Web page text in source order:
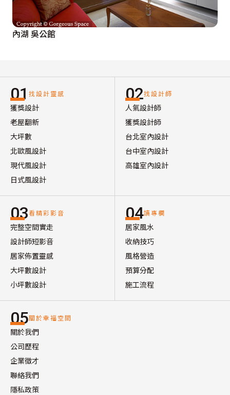
內湖 吳公館
01 找設計靈感
獲獎設計
老屋翻新
大坪數
北歐風設計
現代風設計
日式風設計
02找設計師
人氣設計師
獲獎設計師
台北室內設計
台中室內設計
高雄室內設計
03看精彩影音
完整空間實走
設計師短影音
居家佈置靈感
大坪數設計
小坪數設計
04讀專欄
居家風水
收納技巧
風格營造
預算分配
施工流程
05關於幸福空間
關於我們
公司歷程
企業徵才
聯絡我們
隱私政策